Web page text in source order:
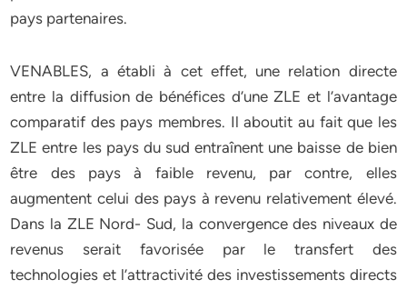
pays partenaires.
VENABLES, a établi à cet effet, une relation directe
entre la diffusion de bénéfices d’une ZLE et l’avantage
comparatif des pays membres. Il aboutit au fait que les
ZLE entre les pays du sud entraînent une baisse de bien
être des pays à faible revenu, par contre, elles
augmentent celui des pays à revenu relativement élevé.
Dans la ZLE Nord- Sud, la convergence des niveaux de
revenus serait favorisée par le transfert des
technologies et l’attractivité des investissements directs